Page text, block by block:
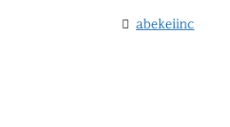
abekeiinc